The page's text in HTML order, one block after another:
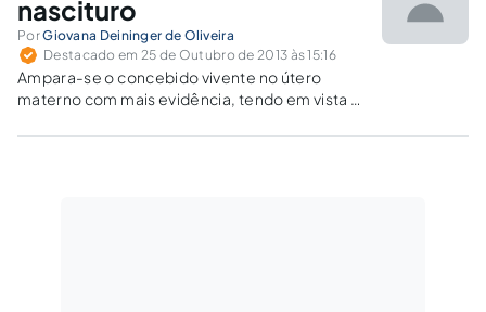
nascituro
PorGiovana Deininger de Oliveira
Destacado em 25 de Outubro de 2013 às 15:16
Ampara-se o concebido vivente no útero
materno com mais evidência, tendo em vista o
Sua expectativa de direito deve ser tomada